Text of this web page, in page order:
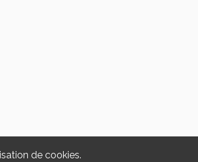
de cookies.